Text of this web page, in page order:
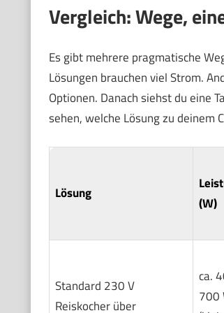
Vergleich: Wege,
Es gibt mehrere pragmatische
Lösungen brauchen viel Strom.
Optionen. Danach siehst du eine
sehen, welche Lösung zu deinem
Lösung
(W)
Standard 230 V
Reiskocher über
ca.
700